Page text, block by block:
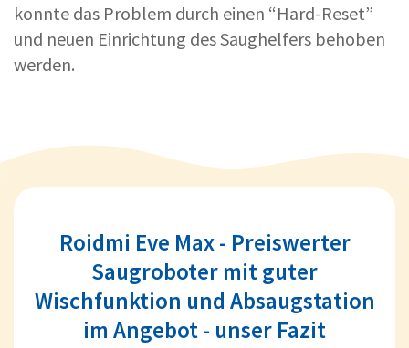
konnte das Problem durch einen “Hard-Reset”
und neuen Einrichtung des Saughelfers behoben
werden.
Roidmi Eve Max - Preiswerter
Saugroboter mit guter
Wischfunktion und Absaugstation
im Angebot - unser Fazit